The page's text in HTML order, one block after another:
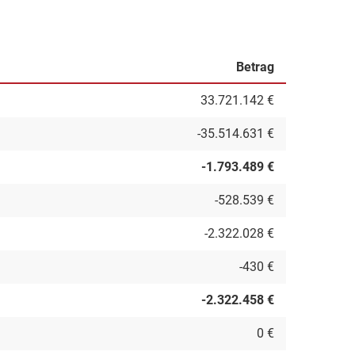
Betrag
33.721.142 €
-35.514.631 €
-1.793.489 €
-528.539 €
-2.322.028 €
-430 €
-2.322.458 €
0 €